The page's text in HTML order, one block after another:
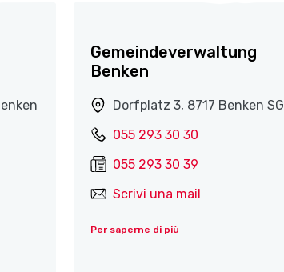
Gemeindeverwaltung
Benken
Dorfplatz 3, 8717 Benken SG
055 293 30 30
055 293 30 39
Scrivi una mail
Per saperne di più